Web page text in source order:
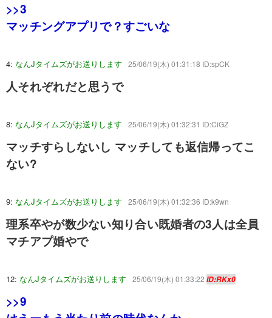
>>3
マッチングアプリで？すごいな
4: なんJタイムズがお送りします 25/06/19(木) 01:31:18 ID:spCK
人それぞれだと思うで
8: なんJタイムズがお送りします 25/06/19(木) 01:32:31 ID:CiGZ
マッチすらしないし マッチしても返信帰ってこ
ない?
9: なんJタイムズがお送りします 25/06/19(木) 01:32:36 ID:k9wn
理系卒やが数少ない知り合い既婚者の3人は全員
マチアプ婚やで
12: なんJタイムズがお送りします 25/06/19(木) 01:33:22 ID:RKx0
>>9